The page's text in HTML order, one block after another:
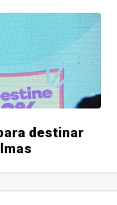
destinar